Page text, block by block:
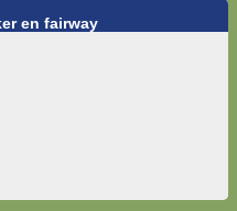
en fairway